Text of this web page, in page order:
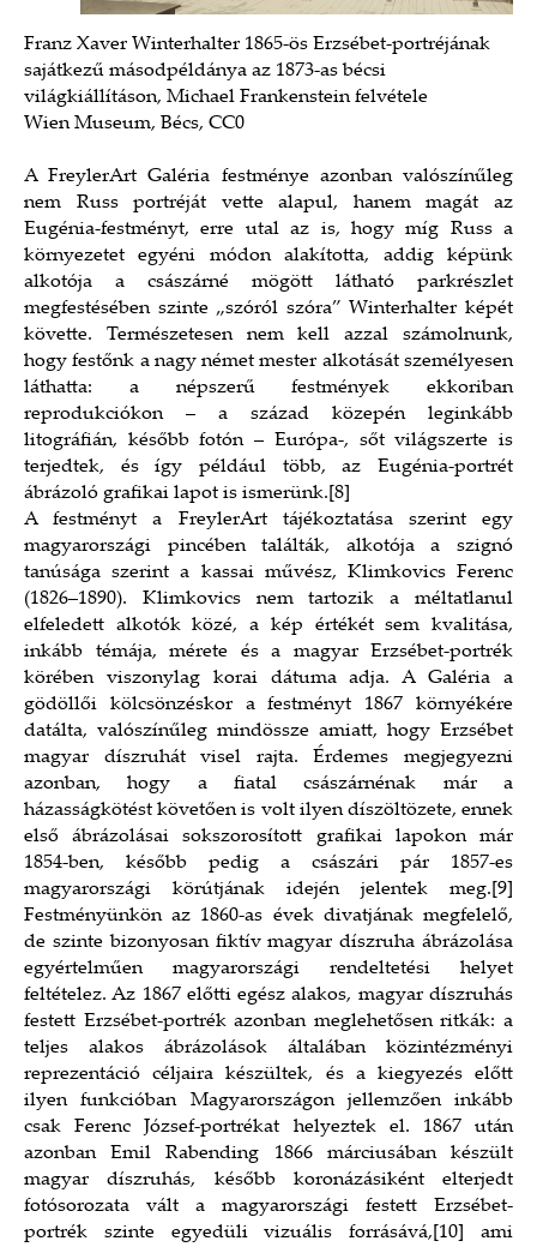
Franz Xaver Winterhalter 1865-ös Erzsébet-portréjának
sajátkezű másodpéldánya az 1873-as bécsi
világkiállításon, Michael Frankenstein felvétele
Wien Museum, Bécs, CC0
A FreylerArt Galéria festménye azonban valószínűleg
nem Russ portréját vette alapul, hanem magát az
Eugénia-festményt, erre utal az is, hogy míg Russ a
környezetet egyéni módon alakította, addig képünk
alkotója a császárné mögött látható parkrészlet
megfestésében szinte „szóról szóra” Winterhalter képét
követte. Természetesen nem kell azzal számolnunk,
hogy festőnk a nagy német mester alkotását személyesen
láthatta: a népszerű festmények ekkoriban
reprodukciókon – a század közepén leginkább
litográfián, később fotón – Európa-, sőt világszerte is
terjedtek, és így például több, az Eugénia-portrét
ábrázoló grafikai lapot is ismerünk.[8]
A festményt a FreylerArt tájékoztatása szerint egy
magyarországi pincében találták, alkotója a szignó
tanúsága szerint a kassai művész, Klimkovics Ferenc
(1826–1890). Klimkovics nem tartozik a méltatlanul
elfeledett alkotók közé, a kép értékét sem kvalitása,
inkább témája, mérete és a magyar Erzsébet-portrék
körében viszonylag korai dátuma adja. A Galéria a
gödöllői kölcsönzéskor a festményt 1867 környékére
datálta, valószínűleg mindössze amiatt, hogy Erzsébet
magyar díszruhát visel rajta. Érdemes megjegyezni
azonban, hogy a fiatal császárnénak már a
házasságkötést követően is volt ilyen díszöltözete, ennek
első ábrázolásai sokszorosított grafikai lapokon már
1854-ben, később pedig a császári pár 1857-es
magyarországi körútjának idején jelentek meg.[9]
Festményünkön az 1860-as évek divatjának megfelelő,
de szinte bizonyosan fiktív magyar díszruha ábrázolása
egyértelműen magyarországi rendeltetési helyet
feltételez. Az 1867 előtti egész alakos, magyar díszruhás
festett Erzsébet-portrék azonban meglehetősen ritkák: a
teljes alakos ábrázolások általában közintézményi
reprezentáció céljaira készültek, és a kiegyezés előtt
ilyen funkcióban Magyarországon jellemzően inkább
csak Ferenc József-portrékat helyeztek el. 1867 után
azonban Emil Rabending 1866 márciusában készült
magyar díszruhás, később koronázásiként elterjedt
fotósorozata vált a magyarországi festett Erzsébet-
portrék szinte egyedüli vizuális forrásává,[10]
ami